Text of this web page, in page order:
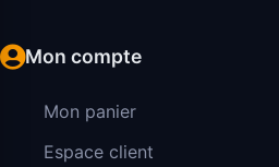
Mon compte
Mon panier
Espace client